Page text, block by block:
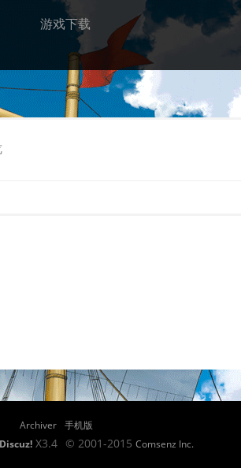
游戏下载
Archiver 手机版
Discuz! X3.4 © 2001-2015 Comsenz Inc.